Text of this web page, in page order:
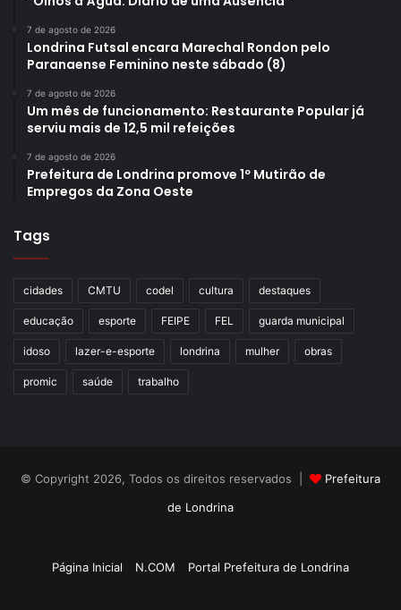
Apreciando estrelas
Outros corpos buscam sustento
Trafegando em trilhos, ruas, avenidas
E até nuvens
Os faróis iluminam
À espera do lusco-fusco
A vida corre
Um música
Um café
7 de agosto de 2026
Londrina Futsal encara Marechal Rondon pelo
Paranaense Feminino neste sábado (8)
7 de agosto de 2026
Um mês de funcionamento: Restaurante Popular já
serviu mais de 12,5 mil refeições
7 de agosto de 2026
Prefeitura de Londrina promove 1º Mutirão de
Empregos da Zona Oeste
Tags
cidades CMTU codel cultura destaques
educação esporte FEIPE FEL guarda municipal
idoso lazer-e-esporte londrina mulher obras
promic saúde trabalho
© Copyright 2026, Todos os direitos reservados |
Prefeitura
de Londrina
Página Inicial N.COM Portal Prefeitura de Londrina